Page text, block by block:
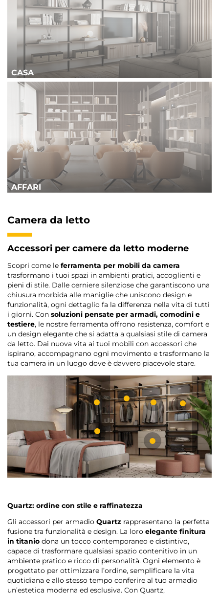
CASA
AFFARI
Camera da letto
Accessori per camere da letto moderne
Scopri come le ferramenta per mobili da camera
trasformano i tuoi spazi in ambienti pratici, accoglienti e
pieni di stile. Dalle cerniere silenziose che garantiscono una
chiusura morbida alle maniglie che uniscono design e
funzionalità, ogni dettaglio fa la differenza nella vita di tutti
i giorni. Con soluzioni pensate per armadi, comodini e
testiere, le nostre ferramenta offrono resistenza, comfort e
un design elegante che si adatta a qualsiasi stile di camera
da letto. Dai nuova vita ai tuoi mobili con accessori che
ispirano, accompagnano ogni movimento e trasformano la
tua camera in un luogo dove è davvero piacevole stare.
Quartz: ordine con stile e raffinatezza
Gli accessori per armadio Quartz rappresentano la perfetta
fusione tra funzionalità e design. La loro elegante finitura
in titanio dona un tocco contemporaneo e distintivo,
capace di trasformare qualsiasi spazio contenitivo in un
ambiente pratico e ricco di personalità. Ogni elemento è
progettato per ottimizzare l’ordine, semplificare la vita
quotidiana e allo stesso tempo conferire al tuo armadio
un’estetica moderna ed esclusiva. Con Quartz,